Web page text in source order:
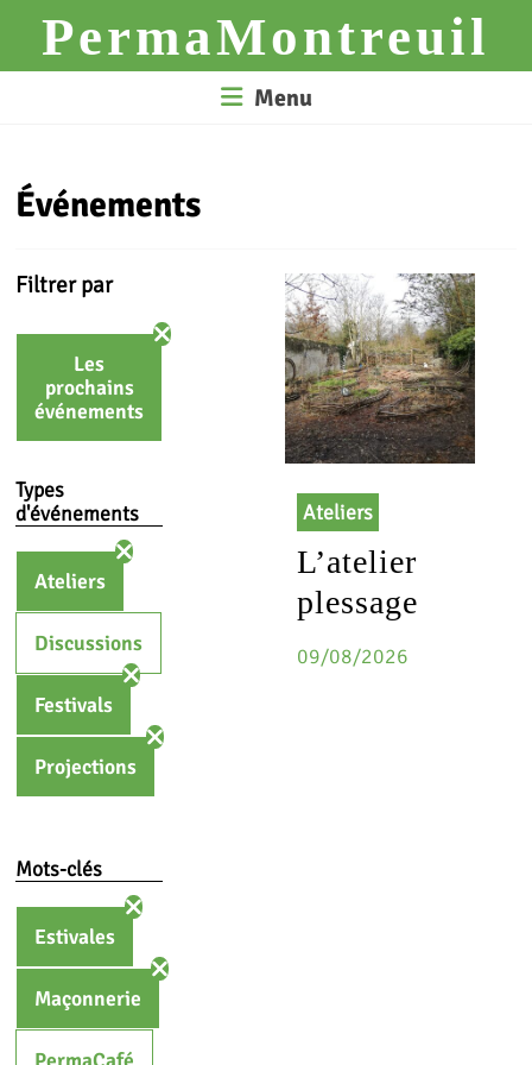
contentPermaMontreuil
Menu
Événements
Filtrer par
Les
prochains
événements
Types
d'événements
Ateliers
Discussions
Festivals
Projections
Mots-clés
Estivales
Maçonnerie
Ateliers
L’atelier
plessage
09/08/2026